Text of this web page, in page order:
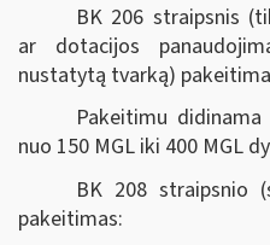
BK 206 straipsnis
ar dotacijos
nustatytą tvarką)
Pakeitimu
nuo 150 MGL iki 400 MGL
BK 208 straipsnio
pakeitimas: